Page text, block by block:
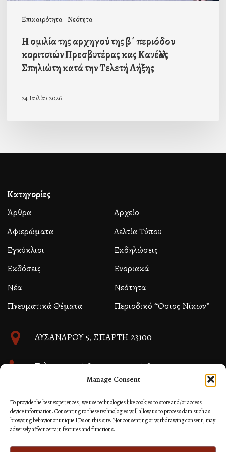
Manage Consent
To provide the best experiences, we use technologies like cookies to store and/or access
device information. Consenting to these technologies will allow us to process data such as
browsing behavior or unique IDs on this site. Not consenting or withdrawing consent, may
adversely affect certain features and functions.
Επικαιρότητα Νεότητα
Σπηλιώτη
κατά
Η ομιλία της αρχηγού της β΄ περιόδου
κοριτσιών Πρεσβυτέρας κας Κανέλλας
Σπηλιώτη κατά την Τελετή Λήξης
24 Ιουλίου 2026
Κατηγορίες
Άρθρα
Αρχείο
Αφιερώματα
Δελτία Τύπου
Εγκύκλιοι
Εκδηλώσεις
Εκδόσεις
Ενοριακά
Νέα
Νεότητα
Πνευματικά Θέματα
Περιοδικό “Όσιος Νίκων”
ΛΥΣΑΝΔΡΟΥ 5, ΣΠΑΡΤΗ 23100
Τηλ. 27310 26580 και 27310 26581